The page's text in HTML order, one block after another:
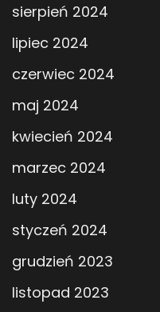
sierpień 2024
lipiec 2024
czerwiec 2024
maj 2024
kwiecień 2024
marzec 2024
luty 2024
styczeń 2024
grudzień 2023
listopad 2023